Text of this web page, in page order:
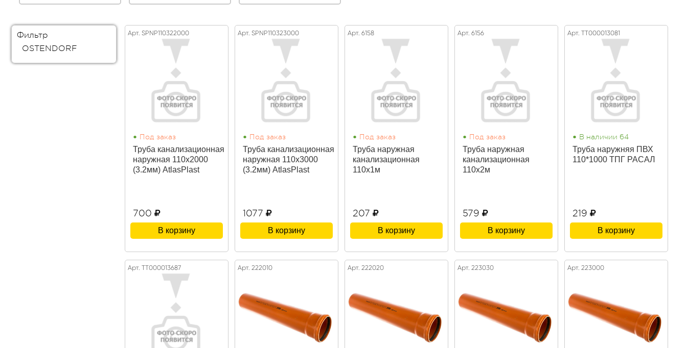
Фильтр
OSTENDORF
Арт. SPNP110322000
• Под заказ
Труба канализационная
наружная 110х2000
(3.2мм) AtlasPlast
700
В корзину
Арт. SPNP110323000
• Под заказ
Труба канализационная
наружная 110х3000
(3.2мм) AtlasPlast
1077
В корзину
Арт. 6158
• Под заказ
Труба наружная
канализационная
110х1м
207
В корзину
Арт. 6156
• Под заказ
Труба наружная
канализационная
110х2м
579
В корзину
Арт. ТТ000013081
• В наличии 64
Труба наружняя ПВХ
110*1000 ТПГ РАСАЛ
219
В корзину
Арт. ТТ000013687 Арт. 222010 Арт. 222020 Арт. 223030 Арт. 223000